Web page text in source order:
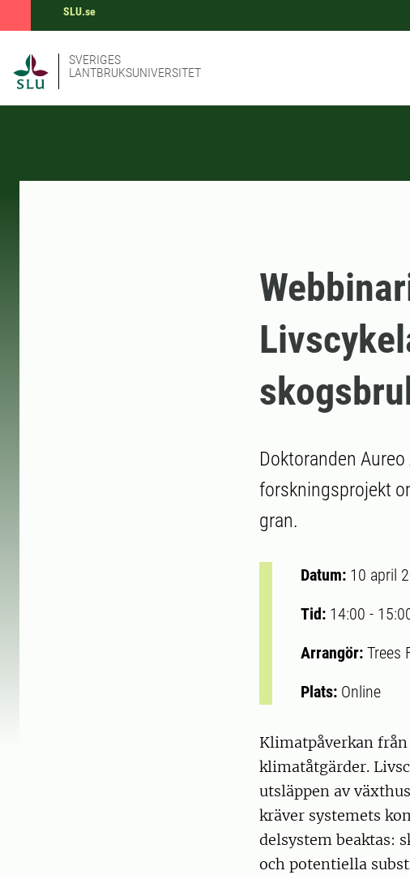
SLU.se
SVERIGES
LANTBRUKSUNIVERSITET
Doktoranden
forskningsprojekt
gran.
Datum: 10 april
Tid: 14:00 -
Arrangör: Trees
Plats: Online
Klimatpåverkan
klimatåtgärder.
utsläppen av
kräver systemets
delsystem beaktas:
och potentiella